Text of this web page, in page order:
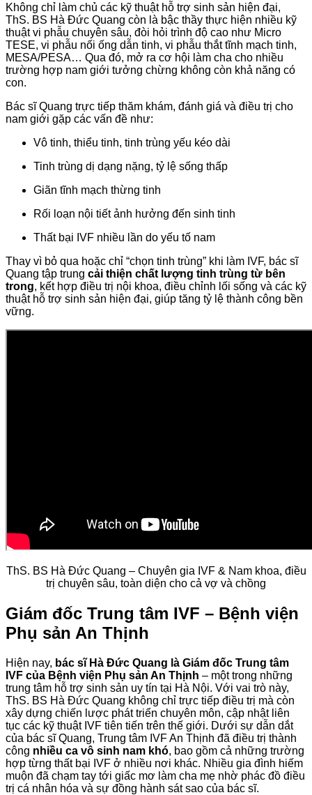
Không chỉ làm chủ các kỹ thuật hỗ trợ sinh sản hiện đại,
ThS. BS Hà Đức Quang còn là bậc thầy thực hiện nhiều kỹ
thuật vi phẫu chuyên sâu, đòi hỏi trình độ cao như Micro
TESE, vi phẫu nối ống dẫn tinh, vi phẫu thắt tĩnh mạch tinh,
MESA/PESA… Qua đó, mở ra cơ hội làm cha cho nhiều
trường hợp nam giới tưởng chừng không còn khả năng có
con.
Bác sĩ Quang trực tiếp thăm khám, đánh giá và điều trị cho
nam giới gặp các vấn đề như:
Vô tinh, thiểu tinh, tinh trùng yếu kéo dài
Tinh trùng dị dạng nặng, tỷ lệ sống thấp
Giãn tĩnh mạch thừng tinh
Rối loạn nội tiết ảnh hưởng đến sinh tinh
Thất bại IVF nhiều lần do yếu tố nam
Thay vì bỏ qua hoặc chỉ “chọn tinh trùng” khi làm IVF, bác sĩ
Quang tập trung cải thiện chất lượng tinh trùng từ bên
trong, kết hợp điều trị nội khoa, điều chỉnh lối sống và các kỹ
thuật hỗ trợ sinh sản hiện đại, giúp tăng tỷ lệ thành công bền
vững.
ThS. BS Hà Đức Quang – Chuyên gia IVF & Nam khoa, điều
trị chuyên sâu, toàn diện cho cả vợ và chồng
Giám đốc Trung tâm IVF – Bệnh viện
Phụ sản An Thịnh
Hiện nay, bác sĩ Hà Đức Quang là Giám đốc Trung tâm
IVF của Bệnh viện Phụ sản An Thịnh – một trong những
trung tâm hỗ trợ sinh sản uy tín tại Hà Nội. Với vai trò này,
ThS. BS Hà Đức Quang không chỉ trực tiếp điều trị mà còn
xây dựng chiến lược phát triển chuyên môn, cập nhật liên
tục các kỹ thuật IVF tiên tiến trên thế giới. Dưới sự dẫn dắt
của bác sĩ Quang, Trung tâm IVF An Thịnh đã điều trị thành
công nhiều ca vô sinh nam khó, bao gồm cả những trường
hợp từng thất bại IVF ở nhiều nơi khác. Nhiều gia đình hiếm
muộn đã chạm tay tới giấc mơ làm cha mẹ nhờ phác đồ điều
trị cá nhân hóa và sự đồng hành sát sao của bác sĩ.